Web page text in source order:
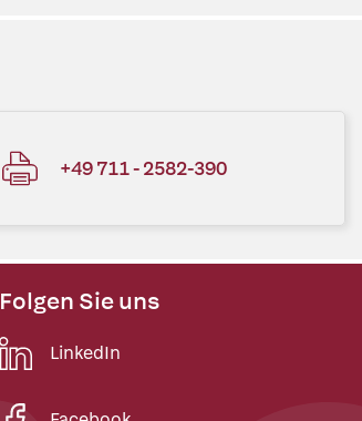
+49 711 - 2582-390
Folgen Sie uns
LinkedIn